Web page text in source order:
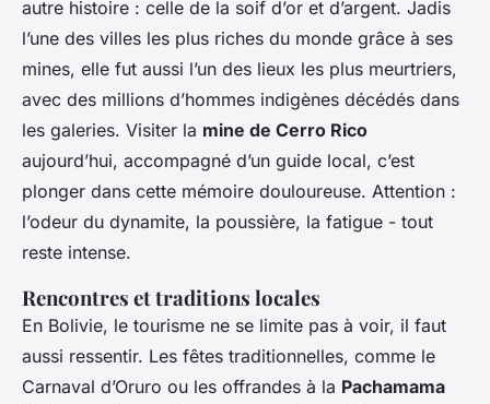
autre histoire : celle de la soif d’or et d’argent. Jadis
l’une des villes les plus riches du monde grâce à ses
mines, elle fut aussi l’un des lieux les plus meurtriers,
avec des millions d’hommes indigènes décédés dans
les galeries. Visiter la mine de Cerro Rico
aujourd’hui, accompagné d’un guide local, c’est
plonger dans cette mémoire douloureuse. Attention :
l’odeur du dynamite, la poussière, la fatigue - tout
reste intense.
Rencontres et traditions locales
En Bolivie, le tourisme ne se limite pas à voir, il faut
aussi ressentir. Les fêtes traditionnelles, comme le
Carnaval d’Oruro ou les offrandes à la Pachamama